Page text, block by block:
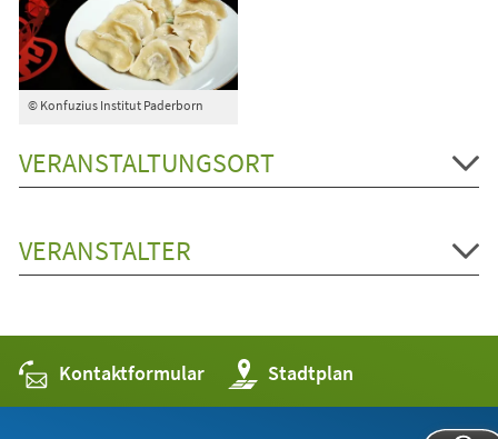
© Konfuzius Institut Paderborn
VERANSTALTUNGSORT
VERANSTALTER
Kontaktformular Stadtplan
(Öffnet
in
einem